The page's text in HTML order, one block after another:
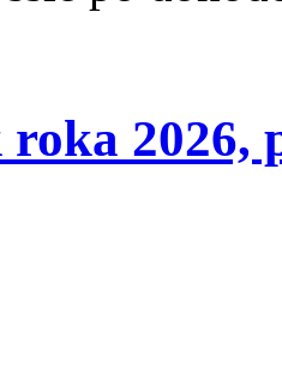
2026,